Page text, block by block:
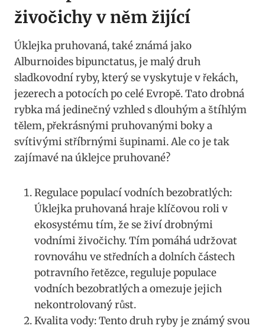
živočichy v⁣ něm žijící
Úklejka pruhovaná, také známá jako
Alburnoides ‌bipunctatus, ‌je malý ‌druh
sladkovodní​ ryby, který se⁣ vyskytuje ‌v⁤ řekách,
jezerech‌ a potocích po celé ⁤Evropě. Tato drobná
rybka má jedinečný ‌vzhled s dlouhým a štíhlým
tělem, překrásnými pruhovanými boky a
svítivými stříbrnými šupinami. Ale ‌co je tak
zajímavé na úklejce pruhované?
Regulace populací vodních​ bezobratlých:
Úklejka pruhovaná hraje klíčovou roli v​
ekosystému‌ tím,‌ že⁤ se živí ​drobnými
vodními ⁣živočichy. Tím pomáhá udržovat
‍rovnováhu ve středních a dolních částech
potravního řetězce,⁣ reguluje populace
⁣vodních bezobratlých ⁤a ⁤omezuje jejich
nekontrolovaný růst.
Kvalita vody: ⁤Tento druh ryby ‍je známý svou